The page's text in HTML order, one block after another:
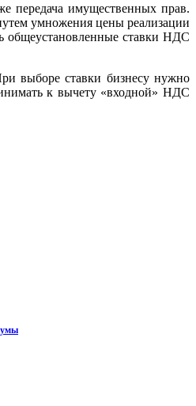
передача имущественных прав.
умножения цены реализации
общеустановленные ставки НДС
выборе ставки бизнесу нужно
к вычету «входной» НДС